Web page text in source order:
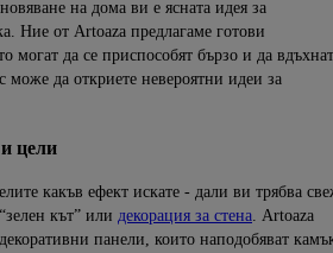
на дома ви е ясната идея за
Ние от Artoaza предлагаме готови
могат да се приспособят бързо и да вдъхнат
може да откриете невероятни идеи за
и цели
какъв ефект искате - дали ви трябва
кът” или декорация за стена. Artoaza
панели, които наподобяват